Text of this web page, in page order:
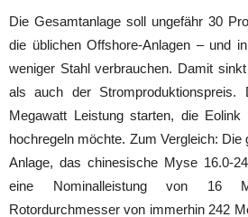
Die Gesamtanlage soll ungefähr 30
die üblichen Offshore-Anlagen – und
weniger Stahl verbrauchen. Damit
als auch der
Megawatt Leistung starten, die
hochregeln möchte. Zum Vergleich:
Anlage, das chinesische Myse 16.0-
eine Nominalleistung von 16
Rotordurchmesser von immerhin 242